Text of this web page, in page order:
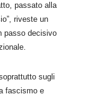
passato alla
riveste un
passo decisivo
sugli
fascismo e